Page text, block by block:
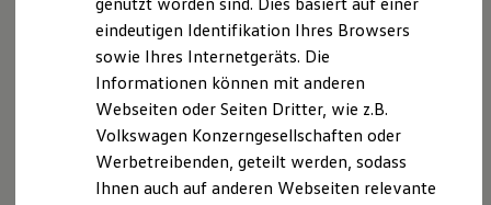
Reichweite & Ladelösungen
Reichweitensimulator
Ladezeitensimulator
Ladelösungen für Privatkunden
Ladelösungen für Gewerbekunden
Wallbox und Ladekabel
Förderung & Kosten der Elektrofahrzeuge
Fördermöglichkeiten für Privatkunden
Fördermöglichkeiten für Gewerbekunden
Webseite.
B. Verarbeitung Ihrer personenbezogenen Daten
Unsere Webseite bietet Ihnen verschiedene
Angebote, die wir Ihnen in Bezug auf dabei durch uns
verarbeitete personenbezogene Daten im Folgenden
eindeutigen Identifikation Ihres Browsers
sowie Ihres Internetgeräts. Die
Informationen können mit anderen
Webseiten oder Seiten Dritter, wie z.B.
Volkswagen Konzerngesellschaften oder
Werbetreibenden, geteilt werden, sodass
Ihnen auch auf anderen Webseiten relevante